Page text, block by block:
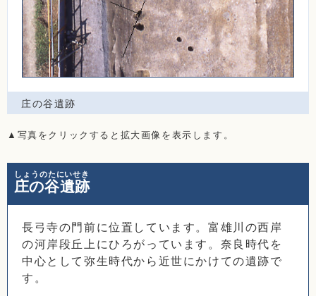
庄の谷遺跡
▲写真をクリックすると拡大画像を表示します。
庄の谷遺跡
しょうのたにいせき
長弓寺の門前に位置しています。富雄川の西岸
の河岸段丘上にひろがっています。奈良時代を
中心として弥生時代から近世にかけての遺跡で
す。